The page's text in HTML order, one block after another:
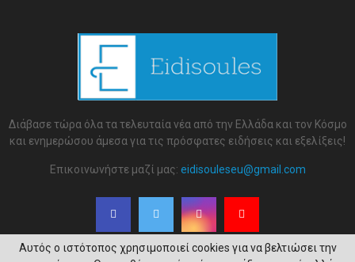
Διάβασε τώρα όλα τα τελευταία νέα από την Ελλάδα και τον Κόσμο
και ενημερώσου άμεσα για τις πρόσφατες ειδήσεις και εξελίξεις!
Επικοινωνήστε μαζί μας: eidisouleseu@gmail.com
Αυτός ο ιστότοπος χρησιμοποιεί cookies για να βελτιώσει την